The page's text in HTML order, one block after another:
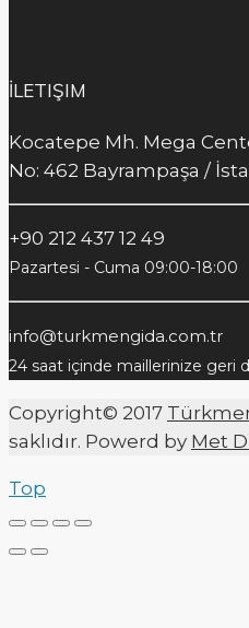
İLETIŞIM
Kocatepe Mh. Mega
No: 462 Bayrampaşa /
+90 212 437 12 49
Pazartesi - Cuma 09:00-18:00
info@turkmengida.com.tr
24 saat içinde maillerinize geri
Copyright© 2017
saklıdır. Powerd by Met
Top